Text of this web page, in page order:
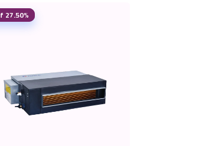
27.50% Off